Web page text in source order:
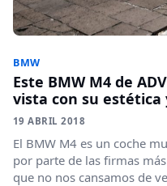
BMW
Este BMW M4 de
vista con su estética
19 ABRIL 2018
El BMW M4 es un coche
por parte de las firmas
que no nos cansamos de